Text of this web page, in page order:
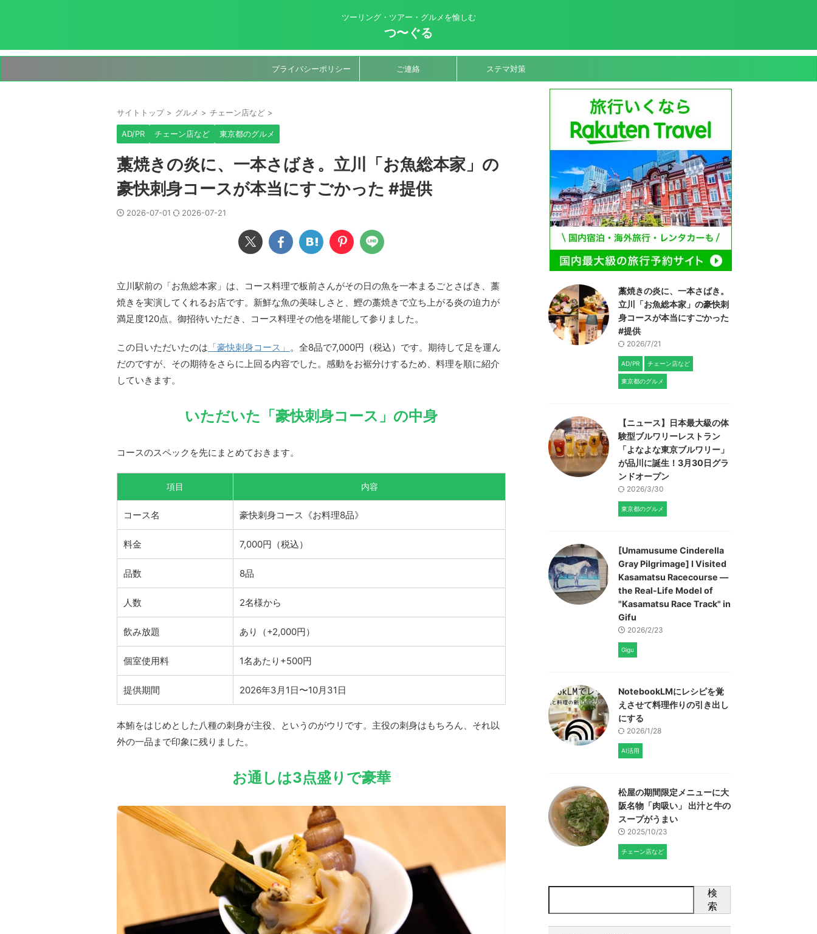
ツーリング・ツアー・グルメを愉しむ
つ〜ぐる
プライバシーポリシー ご連絡 ステマ対策
サイトトップ > グルメ > チェーン店など >
AD/PR チェーン店など 東京都のグルメ
藁焼きの炎に、一本さばき。立川「お魚総本家」の
豪快刺身コースが本当にすごかった #提供
2026-07-01 2026-07-21
立川駅前の「お魚総本家」は、コース料理で板前さんがその日の魚を一本まるごとさばき、藁
焼きを実演してくれるお店です。新鮮な魚の美味しさと、鰹の藁焼きで立ち上がる炎の迫力が
満足度120点。御招待いただき、コース料理その他を堪能して参りました。
この日いただいたのは 「豪快刺身コース」 。全8品で7,000円（税込）です。期待して足を運ん
だのですが、その期待をさらに上回る内容でした。感動をお裾分けするため、料理を順に紹介
していきます。
いただいた「豪快刺身コース」の中身
コースのスペックを先にまとめておきます。
項目 内容
コース名 豪快刺身コース《お料理8品》
料金 7,000円（税込）
品数 8品
人数 2名様から
飲み放題 あり（+2,000円）
個室使用料 1名あたり+500円
提供期間 2026年3月1日〜10月31日
本鮪をはじめとした八種の刺身が主役、というのがウリです。主役の刺身はもちろん、それ以
外の一品まで印象に残りました。
お通しは3点盛りで豪華
藁焼きの炎に、一本さばき。
立川「お魚総本家」の豪快刺
身コースが本当にすごかった
#提供
2026/7/21
AD/PR チェーン店など
東京都のグルメ
【ニュース】日本最大級の体
験型ブルワリーレストラン
「よなよな東京ブルワリー」
が品川に誕生！3月30日グラ
ンドオープン
2026/3/30
東京都のグルメ
[Umamusume Cinderella
Gray Pilgrimage] I Visited
Kasamatsu Racecourse —
the Real-Life Model of
"Kasamatsu Race Track" in
Gifu
2026/2/23
Gigu
NotebookLMにレシピを覚
えさせて料理作りの引き出し
にする
2026/1/28
AI活用
松屋の期間限定メニューに大
阪名物「肉吸い」 出汁と牛の
スープがうまい
2025/10/23
チェーン店など
検
索